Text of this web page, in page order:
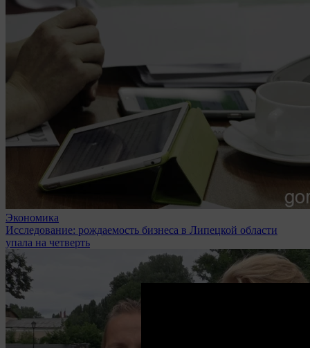
Экономика
Исследование: рождаемость бизнеса в Липецкой области
упала на четверть